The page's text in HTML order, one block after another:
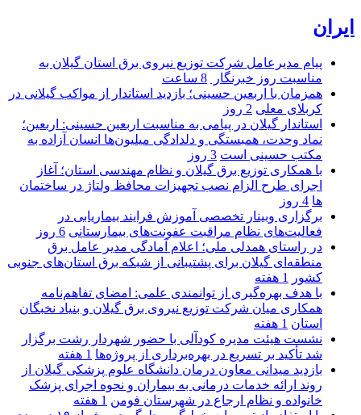
ایران
پیام مدیرعامل شركت توزیع نیروی برق استان گیلان به
مناسبت روز خبرنگار ‌
8 ساعت
همزمان با اربعین حسینی؛ بازدید استاندار از مواکب گیلانی در
کربلای معلی 2 روز
استاندار گیلان در پیامی به مناسبت اربعین حسینی: اربعین؛
نماد وحدت، همبستگی و دلدادگی میلیون‌ها انسان آزاده به
مکتب حسینی است 3 روز
با همکاری توزیع برق گیلان و نظام مهندسی استان؛ آغاز
اجرای طرح الزام نصب تجهیزات محافظ ولتاژ در ساختمان
ها 4 روز
برگزاری وبینار تخصصی آموزش فرایند بیماریابی در
فعالیت‌های نظام مراقبت عفونت‌های بیمارستانی 6 روز
در راستای همدلی ملی؛ اعلام آمادگی مدیر عامل برق
منطقه‌ای گیلان برای پشتیبانی از شبكه برق استان‌های جنوبی
كشور
1 هفته
با هدف بهره‌گیری از توانمندی علمی: امضای تفاهم‌نامه
همكاری میان شركت توزیع نیروی برق گیلان و بنیاد نخبگان
استان 1 هفته
نشست هیئت مدیره کودآلی با حضور شهردار رشت برگزار
شد تأکید بر تسریع در بهره‌برداری از پروژه‌ها 1 هفته
بازدید میدانی معاون درمان دانشگاه علوم پزشکی گیلان از
روند ارائه خدمات درمانی به بیماران و نحوه اجرای پزشک
خانواده و نظام ارجاع در شهرستان فومن 1 هفته